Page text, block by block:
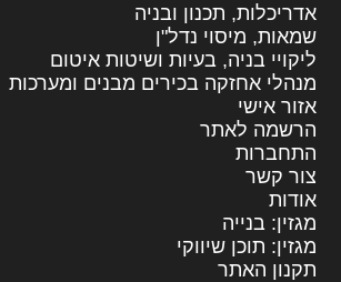
אדריכלות, תכנון ובניה
שמאות, מיסוי נדל"ן
ליקויי בניה, בעיות ושיטות איטום
מנהלי אחזקה בכירים מבנים ומערכות
אזור אישי
הרשמה לאתר
התחברות
צור קשר
אודות
מגזין: בנייה
מגזין: תוכן שיווקי
תקנון האתר